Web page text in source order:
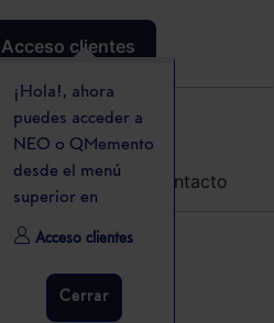
Acceso clientes
¡Hola!, ahora
puedes acceder a
NEO o QMemento
desde el menú
superior en
Acceso clientes
Cerrar
Agenda Contacto